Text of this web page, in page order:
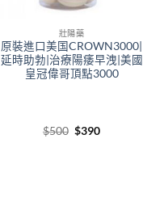
壯陽藥
原裝進口美国CROWN3000|
延時助勃|治療陽痿早洩|美國
皇冠偉哥頂點3000
$500 Original
price
$390Current